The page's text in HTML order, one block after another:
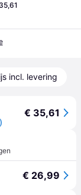
incl. levering
€ 35,61
€ 26,99